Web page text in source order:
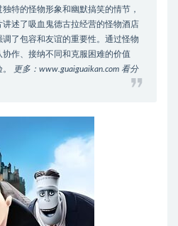
特的怪物形象和幽默搞笑的情节，
述了吸血鬼德古拉经营的怪物酒店
了包容和友谊的重要性。通过怪物
作、接纳不同和克服困难的价值
更多：www.guaiguaikan.com 看分